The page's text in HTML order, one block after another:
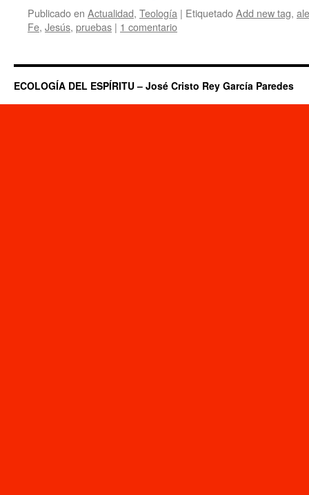
Publicado en Actualidad, Teología | EtiquetadoAdd new tag,
Fe, Jesús, pruebas | 1 comentario
ECOLOGÍA DEL ESPÍRITU – José Cristo Rey García Paredes